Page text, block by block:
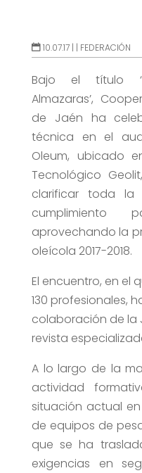
10.07.17 | | FEDERACIÓN
Bajo el título
Almazaras’,
de Jaén ha
técnica en el
Oleum, ubicado
Tecnológico
clarificar toda la
cumplimiento
aprovechando la
oleícola 2017-2018.
El encuentro, en el
130 profesionales,
colaboración de la
revista
A lo largo de la
actividad
situación actual
de equipos de
que se ha
exigencias en